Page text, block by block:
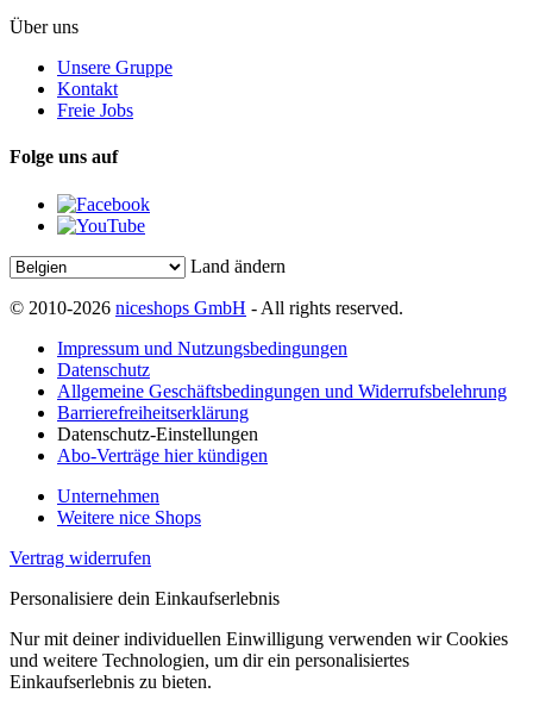
Über uns
Unsere Gruppe
Kontakt
Freie Jobs
Folge uns auf
Land ändern
© 2010-2026 niceshops GmbH - All rights reserved.
Impressum und Nutzungsbedingungen
Datenschutz
Allgemeine Geschäftsbedingungen und Widerrufsbelehrung
Barrierefreiheitserklärung
Datenschutz-Einstellungen
Abo-Verträge hier kündigen
Unternehmen
Weitere nice Shops
Vertrag widerrufen
Personalisiere dein Einkaufserlebnis
Nur mit deiner individuellen Einwilligung verwenden wir Cookies
und weitere Technologien, um dir ein personalisiertes
Einkaufserlebnis zu bieten.